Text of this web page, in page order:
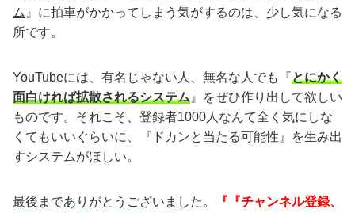
ム 』に拍車がかかってしまう気がするのは、少し気になる
所です。
YouTubeには、有名じゃない人、無名な人でも『とにかく
面白ければ拡散されるシステム 』をぜひ作り出して欲しい
ものです。それこそ、登録者1000人なんて全く気にしな
くてもいいぐらいに、『ドカンと当たる可能性』を生み出
すシステムがほしい。
最後までありがとうございました。
『『チャンネル登録、